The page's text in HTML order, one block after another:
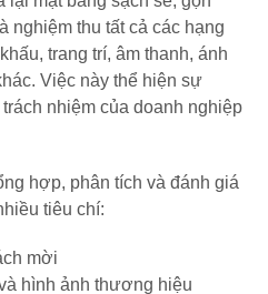
nghiệm thu tất cả các hạng
trang trí, âm thanh, ánh
Việc này thể hiện sự
nhiệm của doanh nghiệp
hợp, phân tích và đánh giá
tiêu chí:
mời
hình ảnh thương hiệu